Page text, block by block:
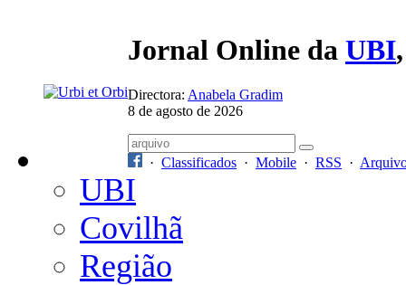
Jornal Online da UBI
Directora: Anabela Gradim
8 de agosto de 2026
· Classificados · Mobile · RSS ·
UBI
Covilhã
Região